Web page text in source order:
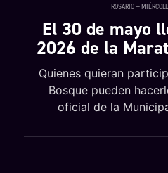
ROSARIO —
El 30 de mayo
2026 de la
Quienes quieran
Bosque pueden
oficial de la